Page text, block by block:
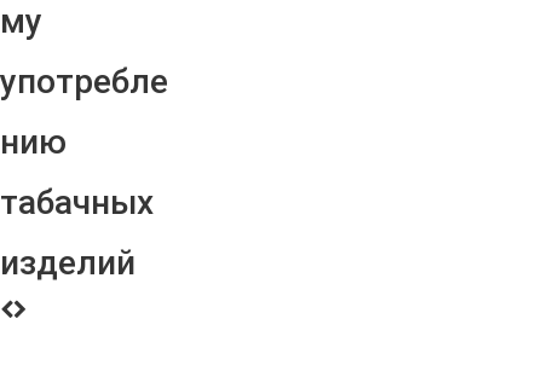
му
употребле
нию
табачных
изделий